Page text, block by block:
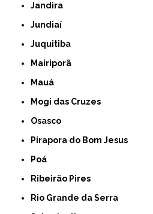
Jandira
Jundiaí
Juquitiba
Mairiporã
Mauá
Mogi das Cruzes
Osasco
Pirapora do Bom Jesus
Poá
Ribeirão Pires
Rio Grande da Serra